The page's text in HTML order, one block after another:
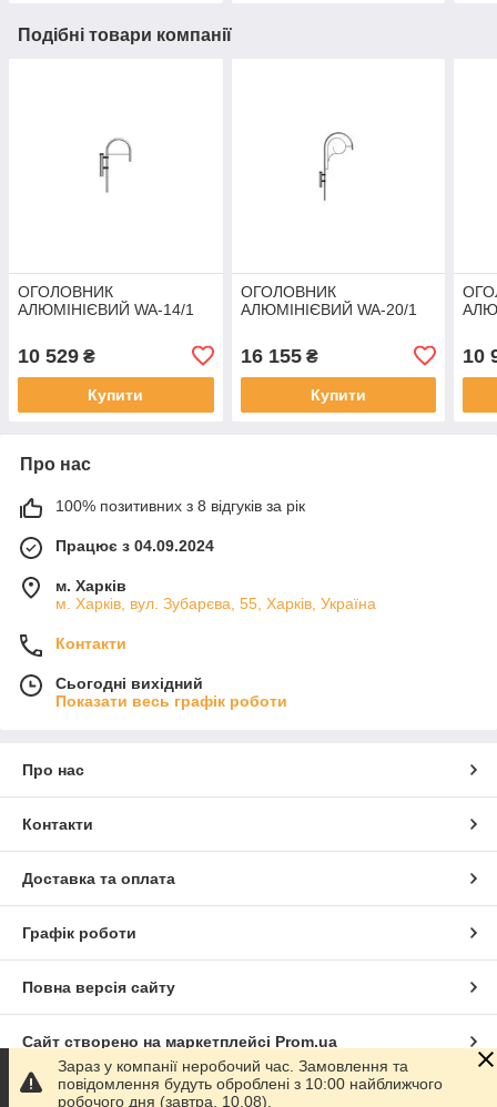
Подібні товари компанії
ОГОЛОВНИК
АЛЮМІНІЄВИЙ WA-14/1
10 529 ₴
Купити
ОГОЛОВНИК
АЛЮМІНІЄВИЙ WA-20/1
16 155₴
Купити
10
Про нас
100% позитивних з 8 відгуків за рік
Працює з 04.09.2024
м. Харків
м. Харків, вул. Зубарєва, 55, Харків, Україна
Контакти
Сьогодні вихідний
Показати весь графік роботи
Про нас
Контакти
Доставка та оплата
Графік роботи
Повна версія сайту
Сайт створено на маркетплейсі Prom.ua
Політика конфіденційності
Зараз у компанії неробочий час. Замовлення та
повідомлення будуть оброблені з 10:00 найближчого
робочого дня (завтра, 10.08).